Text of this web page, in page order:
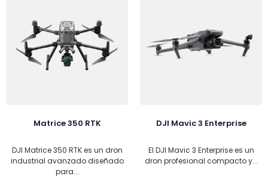
Matrice 350 RTK
DJI Matrice 350 RTK es un dron
industrial avanzado diseñado
para...
DJI Mavic 3 Enterprise
El DJI Mavic 3 Enterprise es un
dron profesional compacto y...